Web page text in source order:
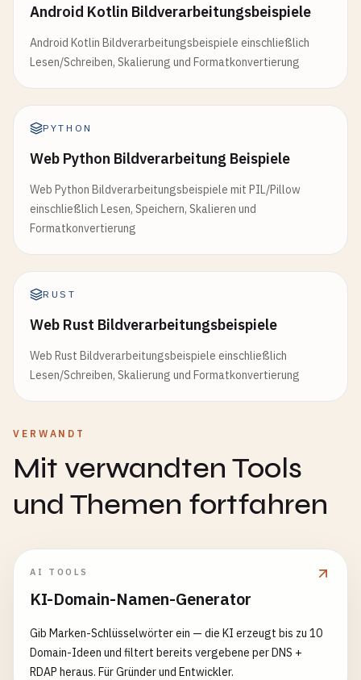
Android Kotlin Bildverarbeitungsbeispiele
Android Kotlin Bildverarbeitungsbeispiele einschließlich
Lesen/Schreiben, Skalierung und Formatkonvertierung
PYTHON
Web Python Bildverarbeitung Beispiele
Web Python Bildverarbeitungsbeispiele mit PIL/Pillow
einschließlich Lesen, Speichern, Skalieren und
Formatkonvertierung
RUST
Web Rust Bildverarbeitungsbeispiele
Web Rust Bildverarbeitungsbeispiele einschließlich
Lesen/Schreiben, Skalierung und Formatkonvertierung
VERWANDT
Mit verwandten Tools
und Themen fortfahren
AI TOOLS
KI-Domain-Namen-Generator
Gib Marken-Schlüsselwörter ein — die KI erzeugt bis zu 10
Domain-Ideen und filtert bereits vergebene per DNS +
RDAP heraus. Für Gründer und Entwickler.